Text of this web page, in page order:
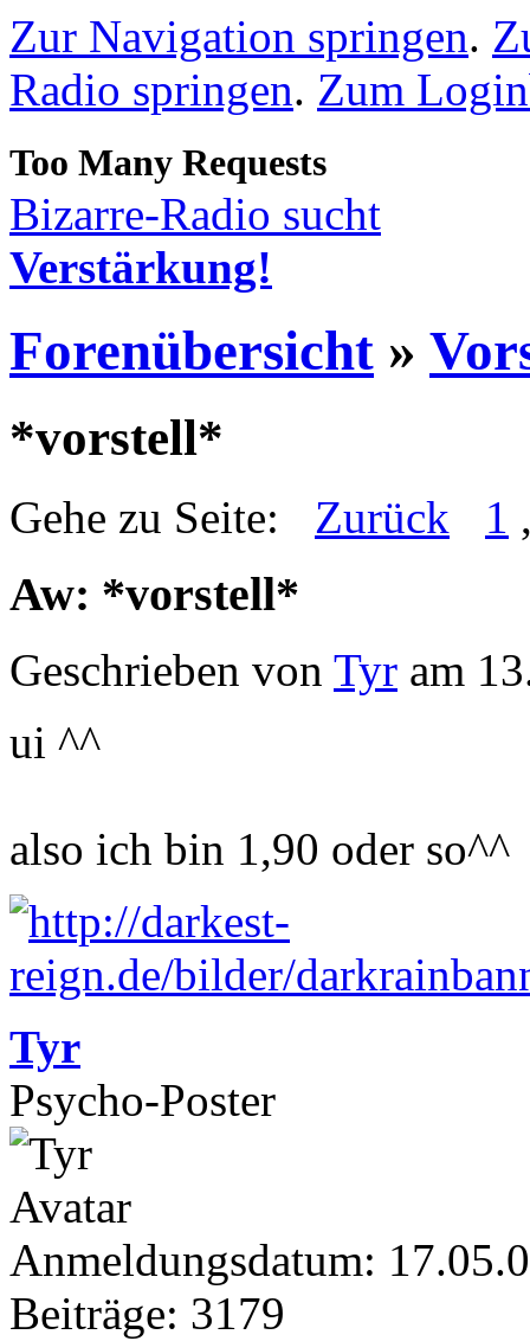
Zur Navigation springen.
Radio springen. Zum
Bizarre-Radio sucht
Verstärkung!
Forenübersicht »
*vorstell*
Gehe zu Seite: Zurück 1
Aw: *vorstell*
Geschrieben von Tyr am
ui ^^
also ich bin 1,90 oder so^^
Tyr
Psycho-Poster
Anmeldungsdatum:
Beiträge: 3179